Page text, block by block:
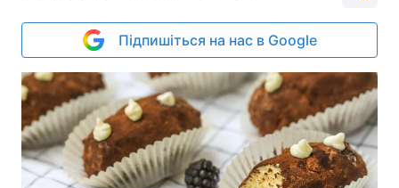
Підпишіться на нас в Google